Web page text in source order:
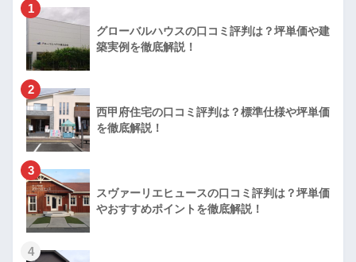
1
グローバルハウスの口コミ評判は？坪単価や建
築実例を徹底解説！
2
西甲府住宅の口コミ評判は？標準仕様や坪単価
を徹底解説！
3
スヴァーリエヒュースの口コミ評判は？坪単価
やおすすめポイントを徹底解説！
4